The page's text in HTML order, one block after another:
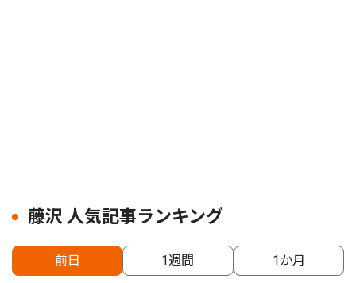
藤沢 人気記事ランキング
前日 1週間 1か月